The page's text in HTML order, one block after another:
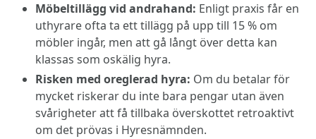
Möbeltillägg vid andrahand: Enligt praxis får en
uthyrare ofta ta ett tillägg på upp till 15 % om
möbler ingår, men att gå långt över detta kan
klassas som oskälig hyra.
Risken med oreglerad hyra: Om du betalar för
mycket riskerar du inte bara pengar utan även
svårigheter att få tillbaka överskottet retroaktivt
om det prövas i Hyresnämnden.